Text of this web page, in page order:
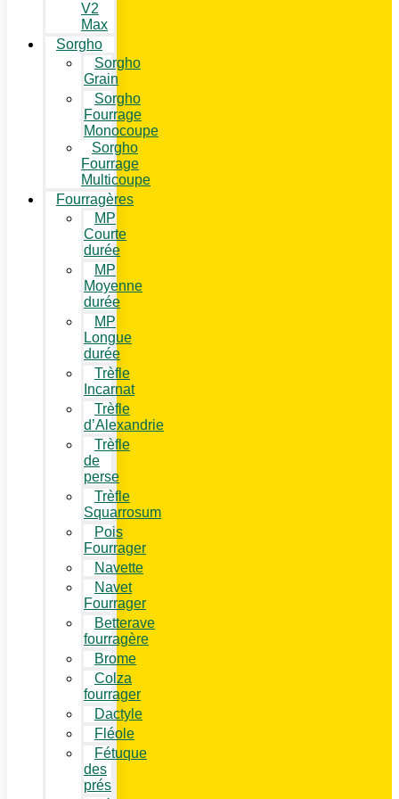
V2
Max
Sorgho
Sorgho
Grain
Sorgho
Fourrage
Monocoupe
Sorgho
Fourrage
Multicoupe
Fourragères
MP
Courte
durée
MP
Moyenne
durée
MP
Longue
durée
Trèfle
Incarnat
Trèfle
d’Alexandrie
Trèfle
de
perse
Trèfle
Squarrosum
Pois
Fourrager
Navette
Navet
Fourrager
Betterave
fourragère
Brome
Colza
fourrager
Dactyle
Fléole
Fétuque
des
prés